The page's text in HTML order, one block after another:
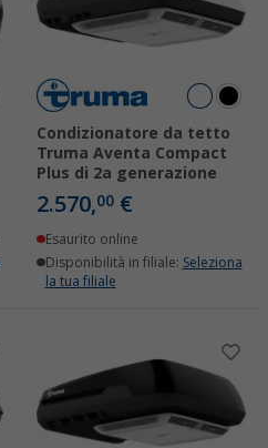
Condizionatore da tetto
Truma Aventa Compact
Plus di 2a generazione
2.570,00 €
Esaurito online
Disponibilità in filiale: Seleziona
la tua filiale